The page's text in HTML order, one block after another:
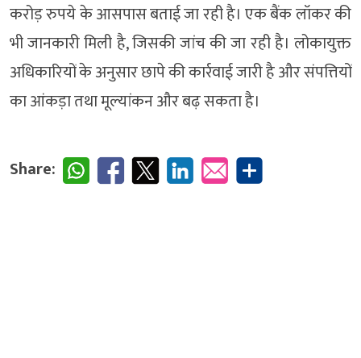
करोड़ रुपये के आसपास बताई जा रही है। एक बैंक लॉकर की
भी जानकारी मिली है, जिसकी जांच की जा रही है। लोकायुक्त
अधिकारियों के अनुसार छापे की कार्रवाई जारी है और संपत्तियों
का आंकड़ा तथा मूल्यांकन और बढ़ सकता है।
Share: